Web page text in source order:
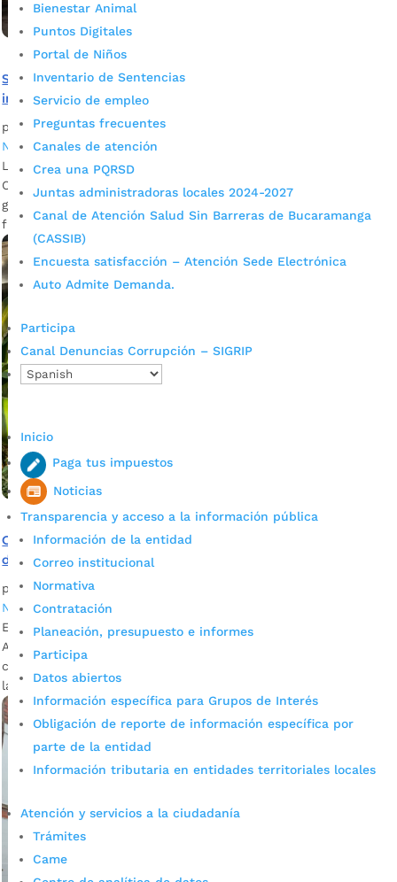
Bienestar Animal
Puntos Digitales
Portal de Niños
Inventario de Sentencias
Servicio de empleo
Preguntas frecuentes
Canales de atención
Crea una PQRSD
Juntas administradoras locales 2024-2027
Canal de Atención Salud Sin Barreras de Bucaramanga
(CASSIB)
Encuesta satisfacción – Atención Sede Electrónica
Auto Admite Demanda.
Participa
Canal Denuncias Corrupción – SIGRIP
Inicio
Paga tus impuestos
Noticias
Transparencia y acceso a la información pública
Información de la entidad
Correo institucional
Normativa
Contratación
Planeación, presupuesto e informes
Participa
Datos abiertos
Información específica para Grupos de Interés
Obligación de reporte de información específica por
parte de la entidad
Información tributaria en entidades territoriales locales
Atención y servicios a la ciudadanía
Trámites
Came
Seis establecimientos, que almacenaban alimentos
insalubres, fueron sellados
por Daniel Leonardo Quintero Duarte
Noticias
La Alcaldía de Bucaramanga cerró seis parqueaderos del
Centro de la ciudad en los que se preparaban comidas y
guardaban carretillas, incumpliendo las normas de
funcionamiento y de salubridad.
Cuatro establecimientos de ‘Cuadra Play’ fueron sellados
de manera definitiva
por Daniel Leonardo Quintero Duarte
Noticias
En un nuevo operativo de control liderado por la
Administración de Juan Carlos Cárdenas se realizaron estos
cierres debido a que los establecimientos no cumplían con
la normatividad exigida por el Municipio.